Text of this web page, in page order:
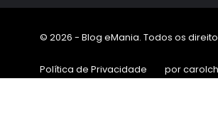
© 2026 - Blog eMania. Todos os
Política de Privacidade por